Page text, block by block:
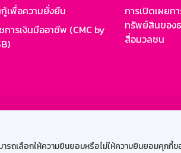
เลือกให้ความยินยอมหรือไม่ให้ความยินยอมคุกกี้ข
เพื่อความยั่งยืน
การเงินมืออาชีพ (CMC by
การเปิดเผยก
ทรัพย์สินของ
สื่อมวลชน